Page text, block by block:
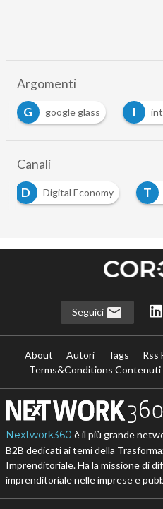
Argomenti
G
google glass I
Canali
D
Digital Economy T
Seguici
About Autori Tags Rss
Terms&Conditions Contenuti
Nextwork360 è il più grande
B2B dedicati ai temi della
Imprenditoriale. Ha la missione di
imprenditoriale nelle imprese e